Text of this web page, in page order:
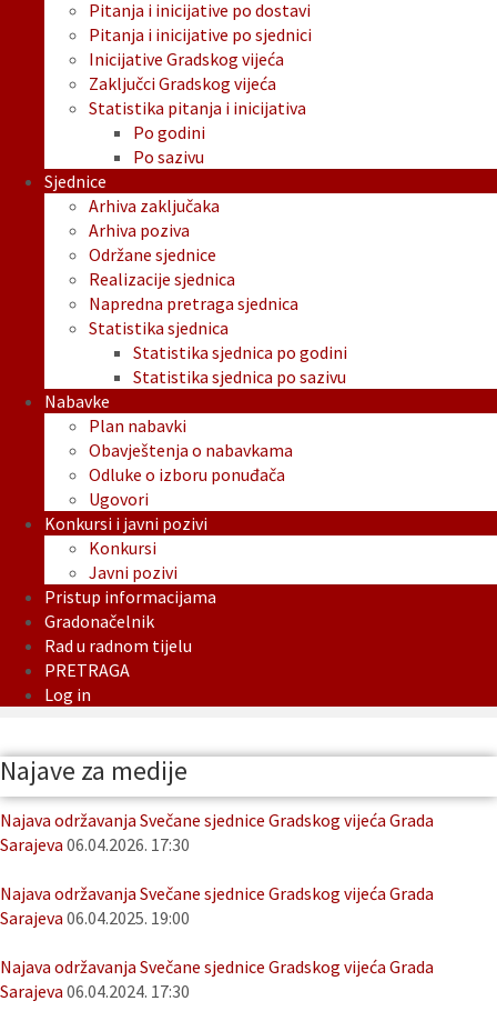
Pitanja i inicijative po dostavi
Pitanja i inicijative po sjednici
Inicijative Gradskog vijeća
Zaključci Gradskog vijeća
Statistika pitanja i inicijativa
Po godini
Po sazivu
Sjednice
Arhiva zaključaka
Arhiva poziva
Održane sjednice
Realizacije sjednica
Napredna pretraga sjednica
Statistika sjednica
Statistika sjednica po godini
Statistika sjednica po sazivu
Nabavke
Plan nabavki
Obavještenja o nabavkama
Odluke o izboru ponuđača
Ugovori
Konkursi i javni pozivi
Konkursi
Javni pozivi
Pristup informacijama
Gradonačelnik
Rad u radnom tijelu
PRETRAGA
Log in
Najave za medije
Najava održavanja Svečane sjednice Gradskog vijeća Grada
Sarajeva 06.04.2026. 17:30
Najava održavanja Svečane sjednice Gradskog vijeća Grada
Sarajeva 06.04.2025. 19:00
Najava održavanja Svečane sjednice Gradskog vijeća Grada
Sarajeva 06.04.2024. 17:30